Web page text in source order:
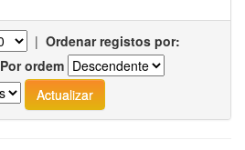
| Ordenar registos por:
Por ordem